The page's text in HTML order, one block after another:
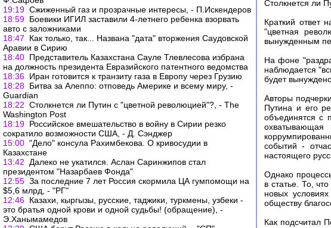
19:19 Сжиженный газ и прозрачные интересы, - П.Искендеров
18:59 Боевики ИГИЛ заставили 4-летнего ребенка взорвать
авто с заложниками
18:47
Как только, так... Названа "дата" вторжения Саудовской
Аравии в Сирию
18:40 Представитель Казахстана Сауле Тлевлесова избрана
на должность президента Евразийского патентного ведомства
18:36 Иран готовится к транзиту газа в Европу через Грузию
18:28 Битва за Алеппо: отповедь Америке и всему миру, -
Guardian
18:22 Столкнется ли Путин с "цветной революцией"?, - The
Washington Post
18:19 Российское вмешательство в войну в Сирии резко
сократило возможности США, - Д. Сэнджер
15:00 "Дело" консула Рахимбекова. О кривосудии в
Казахстане
13:42
Далеко не укатился. Аслан Саринжипов стал
президентом "Назарбаев Фонда"
12:55 За последние 7 лет Россия скормила ЦА гумпомощи на
$5,6 млрд, - "РГ"
12:46 Казахи, кыргызы, русские, таджики, туркмены, узбеки -
это братья одной крови и одной судьбы! (обращение), -
Э.Ханымамедов
Столкнется ли
Краткий ответ
"цветная
вынужденным
На фоне
наблюдается
будет
Авторы
Путина и его
объединятся с
событий -
настоящего
Однако
в статье. То,
новых
обществу
Как подсчитал